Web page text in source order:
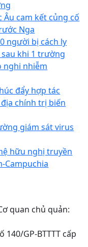
Âu cam kết củng cố
Nga
người bị cách ly
khi 1 trường
nghi nhiễm
đẩy hợp tác
chính trị biến
giám sát virus
hữu nghị truyền
Campuchia
quan chủ quản:
GP-BTTTT cấp